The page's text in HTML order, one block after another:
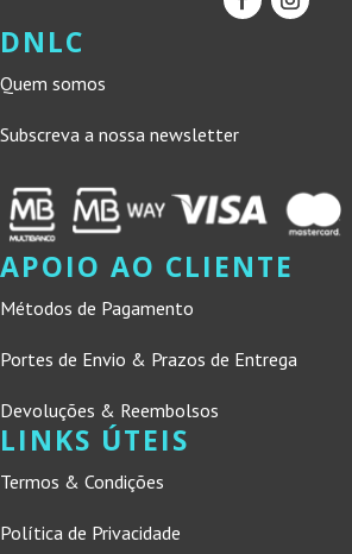
DNLC
Quem somos
Subscreva a nossa newsletter
APOIO AO CLIENTE
Métodos de Pagamento
Portes de Envio & Prazos de Entrega
Devoluções & Reembolsos
LINKS ÚTEIS
Termos & Condições
Política de Privacidade